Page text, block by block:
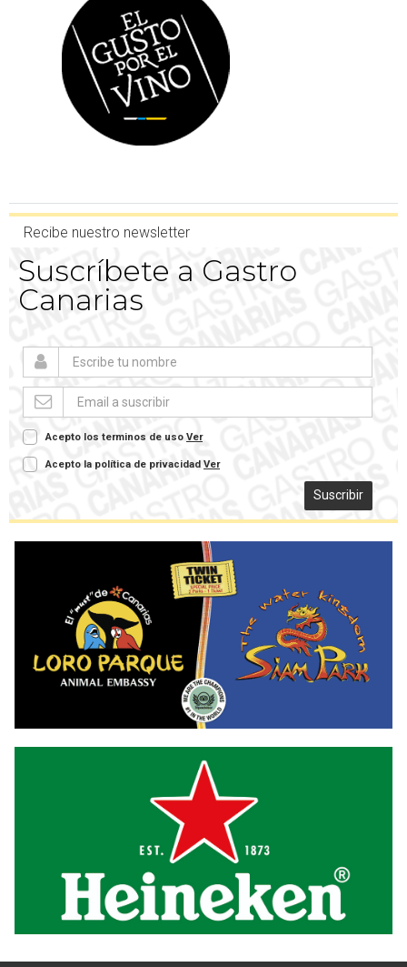
Recibe nuestro newsletter
Suscríbete a Gastro
Canarias
Acepto los terminos de uso Ver
Acepto la política de privacidad Ver
Suscribir